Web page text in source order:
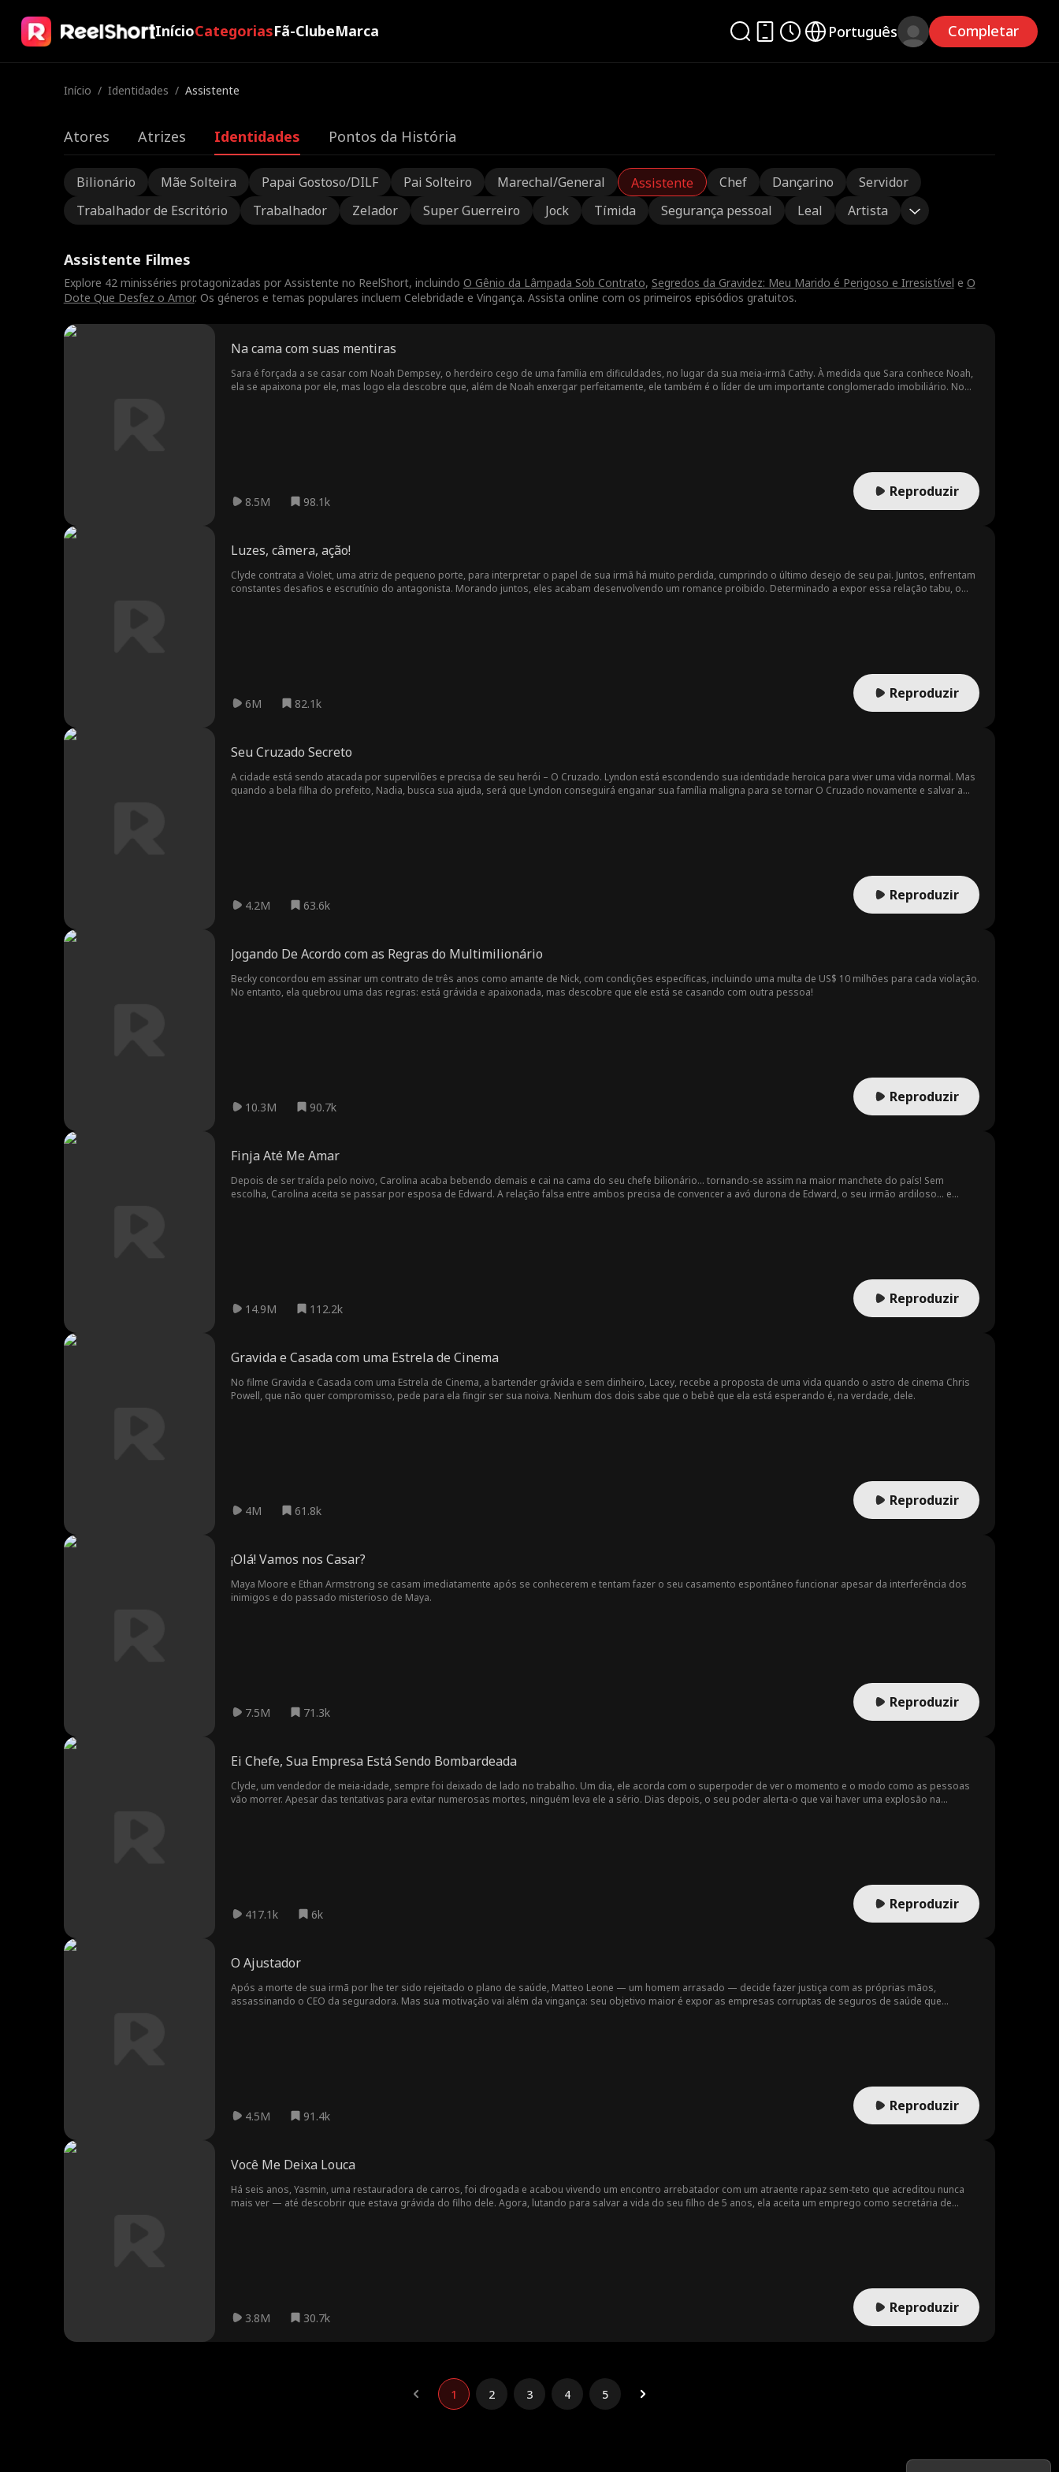
InícioCategoriasFã-ClubeMarca Português Completar
Início / Identidades / Assistente
Atores Atrizes Identidades Pontos da História
Bilionário Mãe Solteira Papai Gostoso/DILF Pai Solteiro Marechal/General Assistente Chef Dançarino
Servidor
Trabalhador de Escritório
Trabalhador Zelador Super Guerreiro Jock Tímida Segurança pessoal Leal Artista
Assistente Filmes
Explore 42 minisséries protagonizadas por Assistente no ReelShort, incluindo O Gênio da Lâmpada Sob Contrato, Segredos da Gravidez: Meu Marido é Perigoso e Irresistível e O
Dote Que Desfez o Amor. Os géneros e temas populares incluem Celebridade e Vingança. Assista online com os primeiros episódios gratuitos.
Na cama com suas mentiras
Sara é forçada a se casar com Noah Dempsey, o herdeiro cego de uma família em dificuldades, no lugar da sua meia-irmã Cathy. À medida que Sara conhece Noah,
ela se apaixona por ele, mas logo ela descobre que, além de Noah enxergar perfeitamente, ele também é o líder de um importante conglomerado imobiliário. No
8.5M 98.1k
Reproduzir
Luzes, câmera, ação!
Clyde contrata a Violet, uma atriz de pequeno porte, para interpretar o papel de sua irmã há muito perdida, cumprindo o último desejo de seu pai. Juntos, enfrentam
constantes desafios e escrutínio do antagonista. Morando juntos, eles acabam desenvolvendo um romance proibido. Determinado a expor essa relação tabu, o
6M 82.1k
Reproduzir
Seu Cruzado Secreto
A cidade está sendo atacada por supervilões e precisa de seu herói – O Cruzado. Lyndon está escondendo sua identidade heroica para viver uma vida normal. Mas
quando a bela filha do prefeito, Nadia, busca sua ajuda, será que Lyndon conseguirá enganar sua família maligna para se tornar O Cruzado novamente e salvar a
4.2M 63.6k
Reproduzir
Jogando De Acordo com as Regras do Multimilionário
Becky concordou em assinar um contrato de três anos como amante de Nick, com condições específicas, incluindo uma multa de US$ 10 milhões para cada violação.
No entanto, ela quebrou uma das regras: está grávida e apaixonada, mas descobre que ele está se casando com outra pessoa!
10.3M 90.7k
Reproduzir
Finja Até Me Amar
Depois de ser traída pelo noivo, Carolina acaba bebendo demais e cai na cama do seu chefe bilionário… tornando-se assim na maior manchete do país! Sem
escolha, Carolina aceita se passar por esposa de Edward. A relação falsa entre ambos precisa de convencer a avó durona de Edward, o seu irmão ardiloso… e
14.9M 112.2k
Reproduzir
Gravida e Casada com uma Estrela de Cinema
No filme Gravida e Casada com uma Estrela de Cinema, a bartender grávida e sem dinheiro, Lacey, recebe a proposta de uma vida quando o astro de cinema Chris
Powell, que não quer compromisso, pede para ela fingir ser sua noiva. Nenhum dos dois sabe que o bebê que ela está esperando é, na verdade, dele.
4M 61.8k
Reproduzir
¡Olá! Vamos nos Casar?
Maya Moore e Ethan Armstrong se casam imediatamente após se conhecerem e tentam fazer o seu casamento espontâneo funcionar apesar da interferência dos
inimigos e do passado misterioso de Maya.
7.5M 71.3k
Reproduzir
Ei Chefe, Sua Empresa Está Sendo Bombardeada
Clyde, um vendedor de meia-idade, sempre foi deixado de lado no trabalho. Um dia, ele acorda com o superpoder de ver o momento e o modo como as pessoas
vão morrer. Apesar das tentativas para evitar numerosas mortes, ninguém leva ele a sério. Dias depois, o seu poder alerta-o que vai haver uma explosão na
417.1k 6k
Reproduzir
O Ajustador
Após a morte de sua irmã por lhe ter sido rejeitado o plano de saúde, Matteo Leone — um homem arrasado — decide fazer justiça com as próprias mãos,
assassinando o CEO da seguradora. Mas sua motivação vai além da vingança: seu objetivo maior é expor as empresas corruptas de seguros de saúde que
4.5M 91.4k
Reproduzir
Você Me Deixa Louca
Há seis anos, Yasmin, uma restauradora de carros, foi drogada e acabou vivendo um encontro arrebatador com um atraente rapaz sem-teto que acreditou nunca
mais ver — até descobrir que estava grávida do filho dele. Agora, lutando para salvar a vida do seu filho de 5 anos, ela aceita um emprego como secretária de
3.8M 30.7k
Reproduzir
1 2 3 4 5